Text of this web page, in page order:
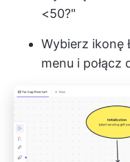
<50?"
Wybierz ikonę
menu i połącz